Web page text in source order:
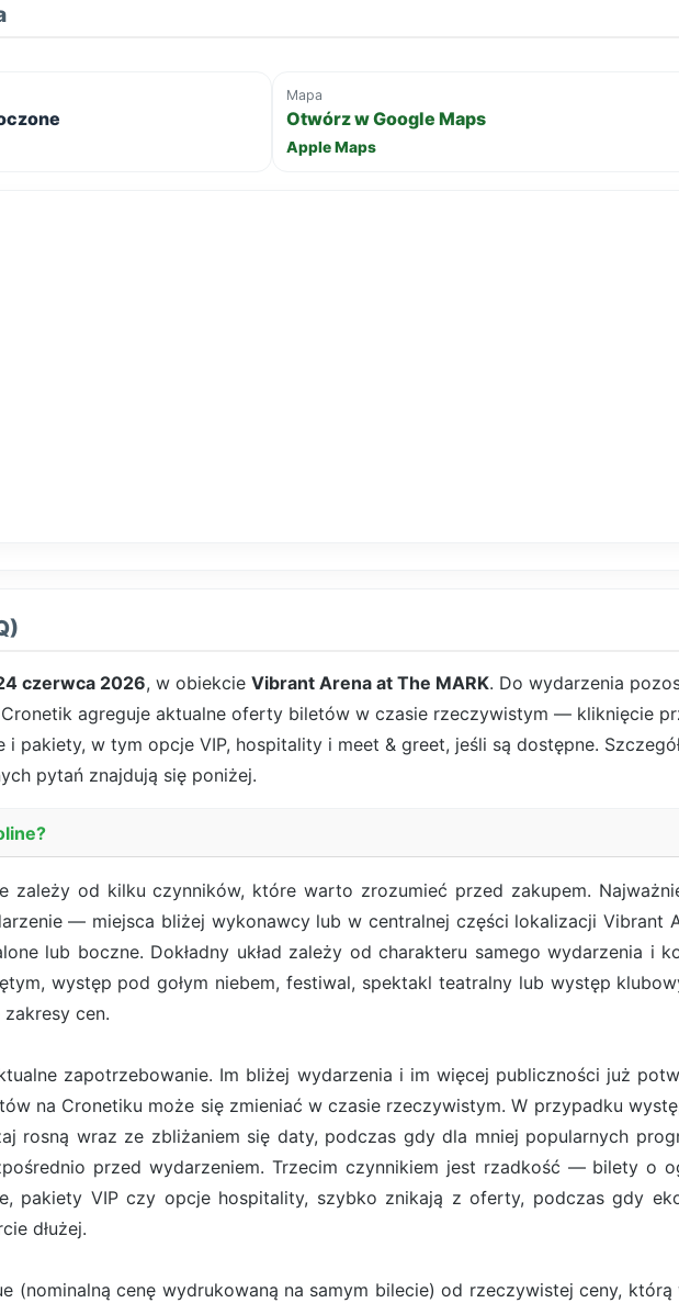
Mapa
Otwórz w Google Maps
Apple Maps
czerwca 2026, w obiekcie Vibrant Arena at The MARK. Do wydarzenia
agreguje aktualne oferty biletów w czasie rzeczywistym — kliknięcie
pakiety, w tym opcje VIP, hospitality i meet & greet, jeśli są dostępne.
pytań znajdują się poniżej.
zależy od kilku czynników, które warto zrozumieć przed zakupem.
— miejsca bliżej wykonawcy lub w centralnej części lokalizacji Vibrant
lub boczne. Dokładny układ zależy od charakteru samego wydarzenia i
występ pod gołym niebem, festiwal, spektakl teatralny lub występ
cen.
zapotrzebowanie. Im bliżej wydarzenia i im więcej publiczności już
na Cronetiku może się zmieniać w czasie rzeczywistym. W przypadku
rosną wraz ze zbliżaniem się daty, podczas gdy dla mniej popularnych
przed wydarzeniem. Trzecim czynnikiem jest rzadkość — bilety o
pakiety VIP czy opcje hospitality, szybko znikają z oferty, podczas gdy
dłużej.
(nominalną cenę wydrukowaną na samym bilecie) od rzeczywistej ceny,